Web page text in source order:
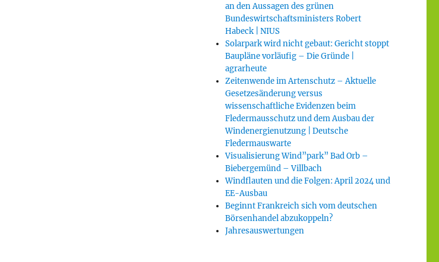
an den Aussagen des grünen
Bundeswirtschaftsministers Robert
Habeck | NIUS
Solarpark wird nicht gebaut: Gericht stoppt
Baupläne vorläufig – Die Gründe |
agrarheute
Zeitenwende im Artenschutz – Aktuelle
Gesetzesänderung versus
wissenschaftliche Evidenzen beim
Fledermausschutz und dem Ausbau der
Windenergienutzung | Deutsche
Fledermauswarte
Visualisierung Wind”park” Bad Orb –
Biebergemünd – Villbach
Windflauten und die Folgen: April 2024 und
EE-Ausbau
Beginnt Frankreich sich vom deutschen
Börsenhandel abzukoppeln?
Jahresauswertungen